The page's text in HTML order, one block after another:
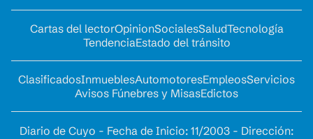
Cartas del lectorOpinionSocialesSaludTecnología
TendenciaEstado del tránsito
ClasificadosInmueblesAutomotoresEmpleosServicios
Avisos Fúnebres y MisasEdictos
Diario de Cuyo - Fecha de Inicio: 11/2003 - Dirección: